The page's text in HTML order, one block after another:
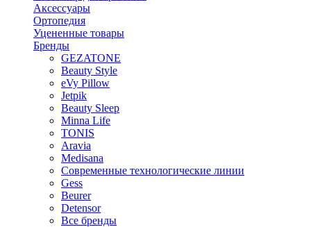
Аксессуары
Ортопедия
Уцененные товары
Бренды
GEZATONE
Beauty Style
eVy Pillow
Jetpik
Beauty Sleep
Minna Life
TONIS
Aravia
Medisana
Современные технологические линии
Gess
Beurer
Detensor
Все бренды